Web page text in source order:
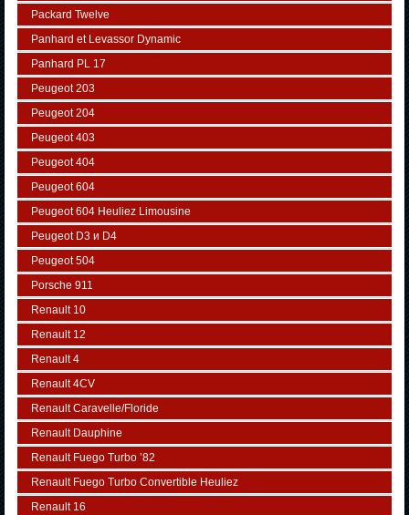
Packard Twelve
Panhard et Levassor Dynamic
Panhard PL 17
Peugeot 203
Peugeot 204
Peugeot 403
Peugeot 404
Peugeot 604
Peugeot 604 Heuliez Limousine
Peugeot D3 и D4
Peugeot 504
Porsche 911
Renault 10
Renault 12
Renault 4
Renault 4CV
Renault Caravelle/Floride
Renault Dauphine
Renault Fuego Turbo ’82
Renault Fuego Turbo Convertible Heuliez
Renault 16